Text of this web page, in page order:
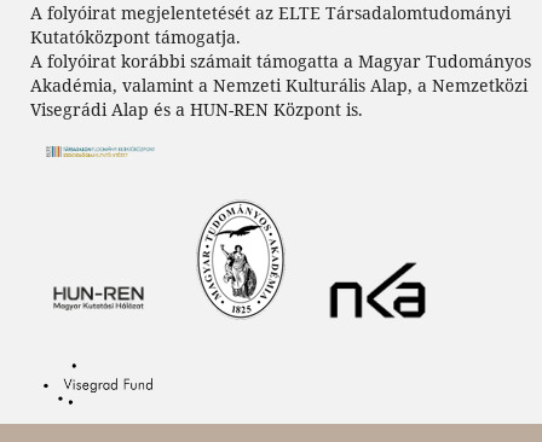
A folyóirat megjelentetését az ELTE Társadalomtudományi
Kutatóközpont támogatja.
A folyóirat korábbi számait támogatta a Magyar Tudományos
Akadémia, valamint a Nemzeti Kulturális Alap, a Nemzetközi
Visegrádi Alap és a HUN-REN Központ is.